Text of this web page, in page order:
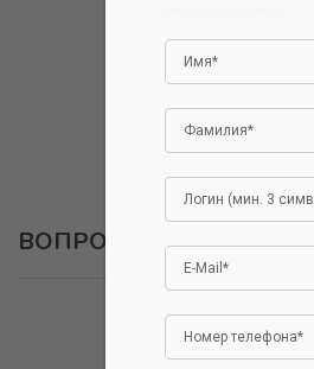
ВОПРОСЫ
ОСТАВИТЬ ВОПРОС